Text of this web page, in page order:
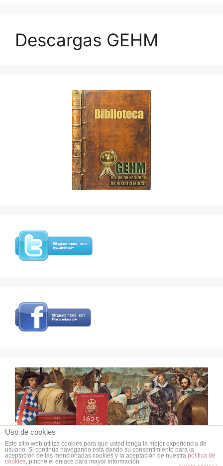
Descargas GEHM
© 2026 Grupo de Estudios de Historia Militar
• Creado conGeneratePress
Uso de cookies
Este sitio web utiliza cookies para que usted tenga la mejor experiencia de
usuario. Si continúa navegando está dando su consentimiento para la
aceptación de las mencionadas cookies y la aceptación de nuestra política de
cookies, pinche el enlace para mayor información.